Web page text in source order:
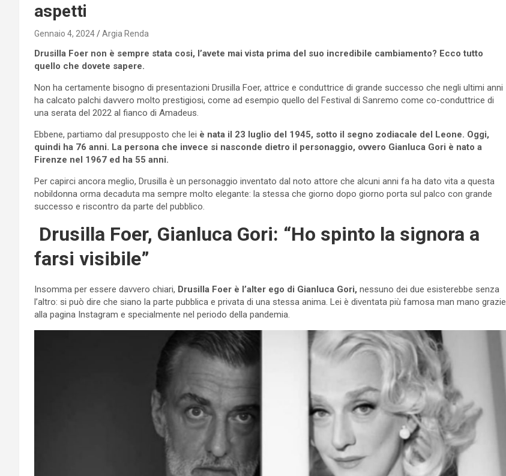
aspetti
Gennaio 4, 2024 Argia Renda
Drusilla Foer non è sempre stata cosi, l’avete mai vista prima del suo incredibile cambiamento? Ecco tutto
quello che dovete sapere.
Non ha certamente bisogno di presentazioni Drusilla Foer, attrice e conduttrice di grande successo che negli ultimi anni
ha calcato palchi davvero molto prestigiosi, come ad esempio quello del Festival di Sanremo come co-conduttrice di
una serata del 2022 al fianco di Amadeus.
Ebbene, partiamo dal presupposto che lei è nata il 23 luglio del 1945, sotto il segno zodiacale del Leone. Oggi,
quindi ha 76 anni. La persona che invece si nasconde dietro il personaggio, ovvero Gianluca Gori è nato a
Firenze nel 1967 ed ha 55 anni.
Per capirci ancora meglio, Drusilla è un personaggio inventato dal noto attore che alcuni anni fa ha dato vita a questa
nobildonna orma decaduta ma sempre molto elegante: la stessa che giorno dopo giorno porta sul palco con grande
successo e riscontro da parte del pubblico.
Drusilla Foer, Gianluca Gori: “Ho spinto la signora a
farsi visibile”
Insomma per essere davvero chiari, Drusilla Foer è l’alter ego di Gianluca Gori, nessuno dei due esisterebbe senza
l’altro: si può dire che siano la parte pubblica e privata di una stessa anima. Lei è diventata più famosa man mano grazie
alla pagina Instagram e specialmente nel periodo della pandemia.